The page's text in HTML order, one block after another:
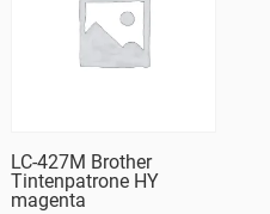
LC-427M Brother
Tintenpatrone HY
magenta